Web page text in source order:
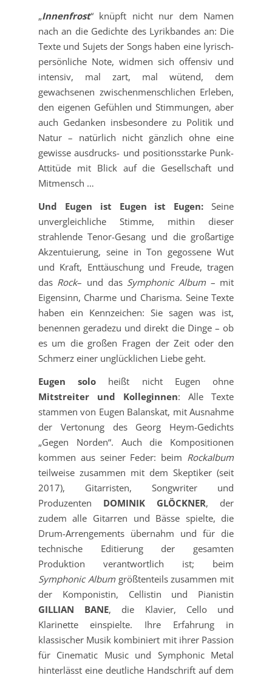
„Innenfrost“ knüpft nicht nur dem Namen
nach an die Gedichte des Lyrikbandes an: Die
Texte und Sujets der Songs haben eine lyrisch-
persönliche Note, widmen sich offensiv und
intensiv, mal zart, mal wütend, dem
gewachsenen zwischenmenschlichen Erleben,
den eigenen Gefühlen und Stimmungen, aber
auch Gedanken insbesondere zu Politik und
Natur – natürlich nicht gänzlich ohne eine
gewisse ausdrucks- und positionsstarke Punk-
Attitüde mit Blick auf die Gesellschaft und
Mitmensch …
Und Eugen ist Eugen ist Eugen: Seine
unvergleichliche Stimme, mithin dieser
strahlende Tenor-Gesang und die großartige
Akzentuierung, seine in Ton gegossene Wut
und Kraft, Enttäuschung und Freude, tragen
das Rock– und das Symphonic Album – mit
Eigensinn, Charme und Charisma. Seine Texte
haben ein Kennzeichen: Sie sagen was ist,
benennen geradezu und direkt die Dinge – ob
es um die großen Fragen der Zeit oder den
Schmerz einer unglücklichen Liebe geht.
Eugen solo heißt nicht Eugen ohne
Mitstreiter und Kolleginnen: Alle Texte
stammen von Eugen Balanskat, mit Ausnahme
der Vertonung des Georg Heym-Gedichts
„Gegen Norden“. Auch die Kompositionen
kommen aus seiner Feder: beim Rockalbum
teilweise zusammen mit dem Skeptiker (seit
2017), Gitarristen, Songwriter und
Produzenten DOMINIK GLÖCKNER, der
zudem alle Gitarren und Bässe spielte, die
Drum-Arrengements übernahm und für die
technische Editierung der gesamten
Produktion verantwortlich ist; beim
Symphonic Albumgrößtenteils zusammen mit
der Komponistin, Cellistin und Pianistin
GILLIAN BANE, die Klavier, Cello und
Klarinette einspielte. Ihre Erfahrung in
klassischer Musik kombiniert mit ihrer Passion
für Cinematic Music und Symphonic Metal
hinterlässt eine deutliche Handschrift auf dem